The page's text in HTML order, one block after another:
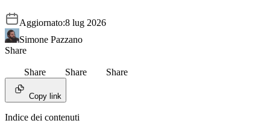
Aggiornato:8 lug 2026
Simone Pazzano
Share
Share Share Share
Copy link
Indice dei contenuti